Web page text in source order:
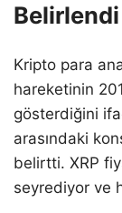
Belirlendi
Kripto para
hareketinin
gösterdiğini
arasındaki
belirtti. XRP
seyrediyor ve